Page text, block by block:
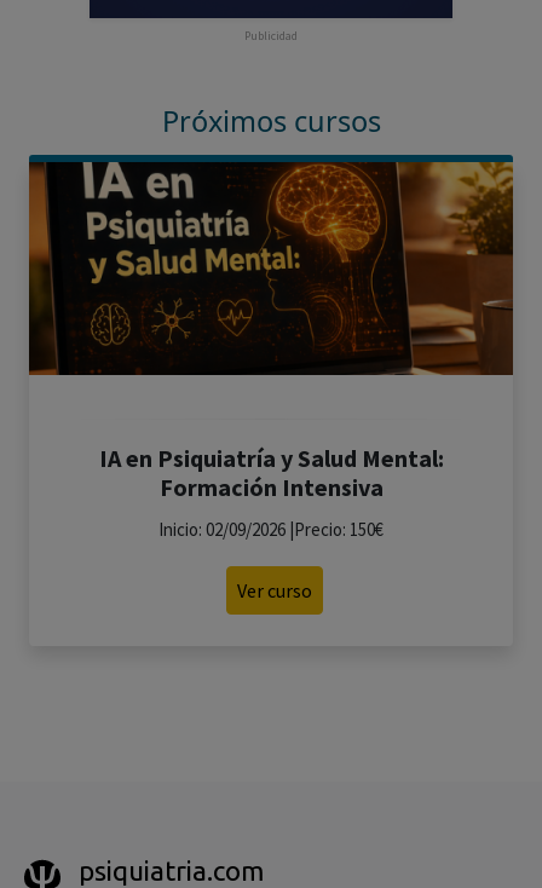
Publicidad
Próximos cursos
IA en Psiquiatría y Salud Mental:
Formación Intensiva
Inicio: 02/09/2026 |Precio: 150€
Ver curso
psiquiatria.com